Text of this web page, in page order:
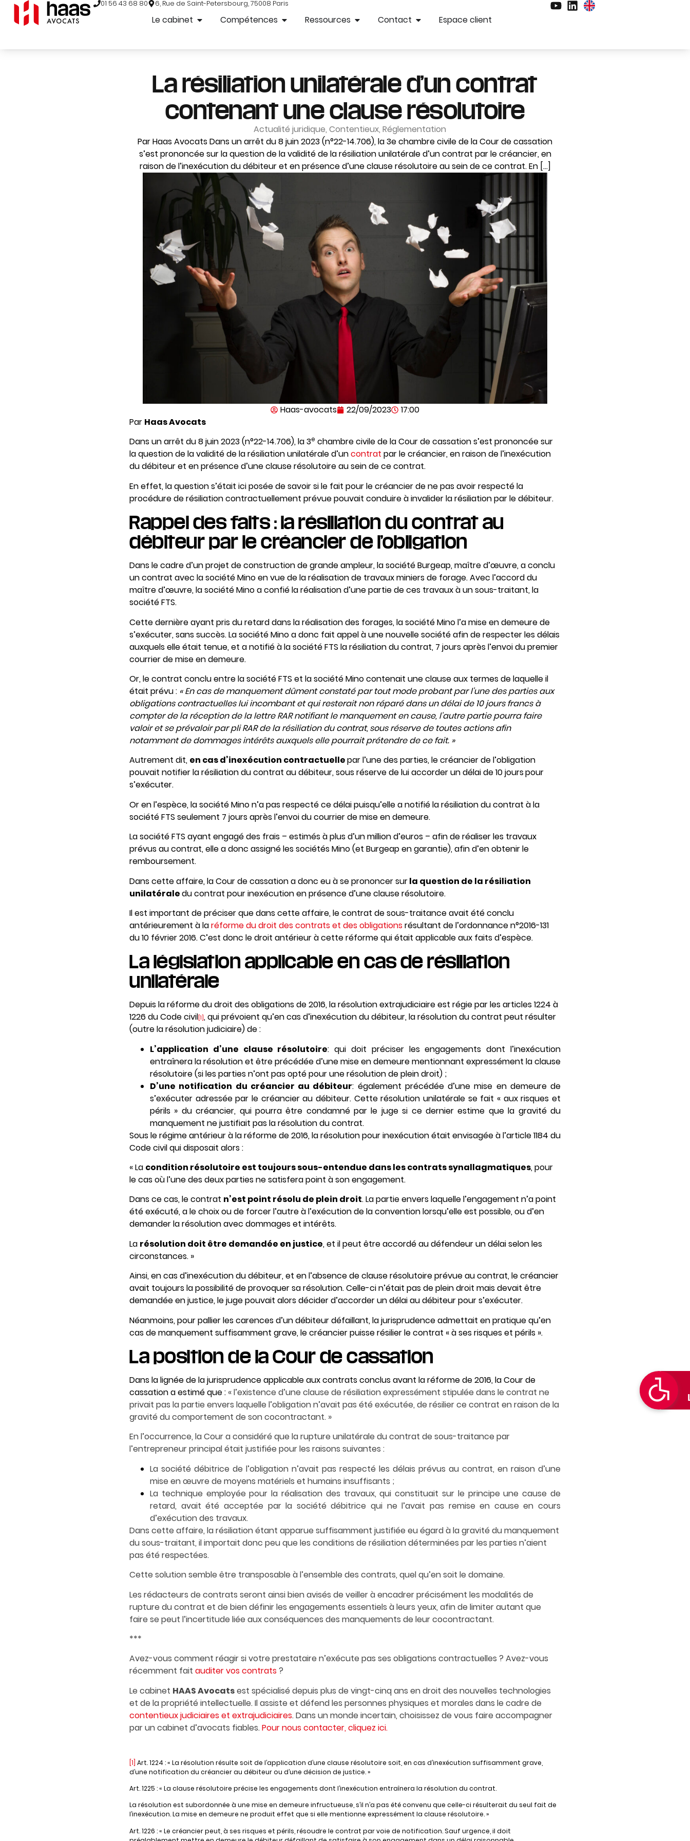
01 56 43 68 80 6, Rue de Saint-Petersbourg, 75008 Paris
Le cabinet Compétences Ressources Contact Espace client
La résiliation unilatérale d’un contrat
contenant une clause résolutoire
Actualité juridique, Contentieux, Réglementation
Par Haas Avocats Dans un arrêt du 8 juin 2023 (n°22-14.706), la 3e chambre civile de la Cour de cassation
s’est prononcée sur la question de la validité de la résiliation unilatérale d’un contrat par le créancier, en
raison de l’inexécution du débiteur et en présence d’une clause résolutoire au sein de ce contrat. En […]
Haas-avocats 22/09/2023
17:00
Par Haas Avocats
Dans un arrêt du 8 juin 2023 (n°22-14.706), la 3e chambre civile de la Cour de cassation s’est prononcée sur
la question de la validité de la résiliation unilatérale d’uncontrat par le créancier, en raison de l’inexécution
du débiteur et en présence d’une clause résolutoire au sein de ce contrat.
En effet, la question s’était ici posée de savoir si le fait pour le créancier de ne pas avoir respecté la
procédure de résiliation contractuellement prévue pouvait conduire à invalider la résiliation par le débiteur.
Rappel des faits : la résiliation du contrat au
débiteur par le créancier de l’obligation
Dans le cadre d’un projet de construction de grande ampleur, la société Burgeap, maître d’œuvre, a conclu
un contrat avec la société Mino en vue de la réalisation de travaux miniers de forage. Avec l’accord du
maître d’œuvre, la société Mino a confié la réalisation d’une partie de ces travaux à un sous-traitant, la
société FTS.
Cette dernière ayant pris du retard dans la réalisation des forages, la société Mino l’a mise en demeure de
s’exécuter, sans succès. La société Mino a donc fait appel à une nouvelle société afin de respecter les délais
auxquels elle était tenue, et a notifié à la société FTS la résiliation du contrat, 7 jours après l’envoi du premier
courrier de mise en demeure.
Or, le contrat conclu entre la société FTS et la société Mino contenait une clause aux termes de laquelle il
était prévu : « En cas de manquement dûment constaté par tout mode probant par l’une des parties aux
obligations contractuelles lui incombant et qui resterait non réparé dans un délai de 10 jours francs à
compter de la réception de la lettre RAR notifiant le manquement en cause, l’autre partie pourra faire
valoir et se prévaloir par pli RAR de la résiliation du contrat,sous réserve de toutes actions afin
notamment de dommages intérêts auxquels elle pourrait prétendre de ce fait. »
Autrement dit, en cas d’inexécution contractuellepar l’une des parties, le créancier de l’obligation
pouvait notifier la résiliation du contrat au débiteur, sous réserve de lui accorder un délai de 10 jourspour
s’exécuter.
Or en l’espèce, la société Mino n’a pas respecté ce délai puisqu’elle a notifié la résiliation du contrat à la
société FTS seulement 7 jours après l’envoi du courrier de mise en demeure.
La société FTS ayant engagé des frais – estimés à plus d’un million d’euros – afin de réaliser les travaux
prévus au contrat, elle a donc assigné les sociétés Mino (et Burgeap en garantie), afin d’en obtenir le
remboursement.
Dans cette affaire, la Cour de cassation a donc eu à se prononcer surla question de la résiliation
unilatéraledu contrat pour inexécution en présence d’une clause résolutoire.
Il est important de préciser que dans cette affaire, le contrat de sous-traitance avait été conclu
antérieurement à laréforme du droit des contrats et des obligationsrésultant de l’ordonnance n°2016-131
du 10 février 2016. C’est donc le droit antérieur à cette réforme qui était applicable aux faits d’espèce.
La législation applicable en cas de résiliation
unilatérale
Depuis la réforme du droit des obligations de 2016, la résolution extrajudiciaire est régie par les articles 1224 à
1226 du Code civil[1], qui prévoient qu’en cas d’inexécution du débiteur, la résolution du contrat peut résulter
(outre la résolution judiciaire) de :
L’application d’une clause résolutoire: qui doit préciser les engagements dont l’inexécution
entraînera la résolution et être précédée d’une mise en demeure mentionnant expressément la clause
résolutoire (si les parties n’ont pas opté pour une résolution de plein droit) ;
D’une notification du créancier au débiteur: également précédée d’une mise en demeure de
s’exécuter adressée par le créancier au débiteur. Cette résolution unilatérale se fait « aux risques et
périls » du créancier, qui pourra être condamné par le juge si ce dernier estime que la gravité du
manquement ne justifiait pas la résolution du contrat.
Sous le régime antérieur à la réforme de 2016, la résolution pour inexécution était envisagée à l’article 1184 du
Code civil qui disposait alors :
« La condition résolutoire est toujours sous-entendue dans les contrats synallagmatiques, pour
le cas où l’une des deux parties ne satisfera point à son engagement.
Dans ce cas, le contrat n’est point résolu de plein droit. La partie envers laquelle l’engagement n’a point
été exécuté, a le choix ou de forcer l’autre à l’exécution de la convention lorsqu’elle est possible, ou d’en
demander la résolution avec dommages et intérêts.
La résolution doit être demandée en justice, et il peut être accordé au défendeur un délai selon les
circonstances. »
Ainsi, en cas d’inexécution du débiteur, et en l’absence de clause résolutoire prévue au contrat, le créancier
avait toujours la possibilité de provoquer sa résolution. Celle-ci n’était pas de plein droit mais devait être
demandée en justice, le juge pouvait alors décider d’accorder un délai au débiteur pour s’exécuter.
Néanmoins, pour pallier les carences d’un débiteur défaillant, la jurisprudence admettait en pratique qu’en
cas de manquement suffisamment grave, le créancier puisse résilier le contrat « à ses risques et périls ».
La position de la Cour de cassation
Dans la lignée de la jurisprudence applicable aux contrats conclus avant la réforme de 2016, la Cour de
cassation a estimé que : «l’existence d’une clause de résiliation expressément stipulée dans le contrat ne
privait pas la partie envers laquelle l’obligation n’avait pas été exécutée, de résilier ce contrat en raison de la
gravité du comportement de son cocontractant. »
En l’occurrence, la Cour a considéré que la rupture unilatérale du contrat de sous-traitance par
l’entrepreneur principal était justifiée pour les raisons suivantes :
La société débitrice de l’obligation n’avait pas respecté les délais prévus au contrat, en raison d’une
mise en œuvre de moyens matériels et humains insuffisants ;
La technique employée pour la réalisation des travaux, qui constituait sur le principe une cause de
retard, avait été acceptée par la société débitrice qui ne l’avait pas remise en cause en cours
d’exécution des travaux.
Dans cette affaire, la résiliation étant apparue suffisamment justifiée eu égard à la gravité du manquement
du sous-traitant, il importait donc peu que les conditions de résiliation déterminées par les parties n’aient
pas été respectées.
Cette solution semble être transposable à l’ensemble des contrats, quel qu’en soit le domaine.
Les rédacteurs de contrats seront ainsi bien avisés de veiller à encadrer précisément les modalités de
rupture du contrat et de bien définir les engagements essentiels à leurs yeux, afin de limiter autant que
faire se peut l’incertitude liée aux conséquences des manquements de leur cocontractant.
***
Avez-vous comment réagir si votre prestataire n’exécute pas ses obligations contractuelles ? Avez-vous
récemment fait auditer vos contrats?
Le cabinet HAAS Avocatsest spécialisé depuis plus de vingt-cinq ans en droit des nouvelles technologies
et de la propriété intellectuelle. Il assiste et défend les personnes physiques et morales dans le cadre de
contentieux judiciaires et extrajudiciaires. Dans un monde incertain, choisissez de vous faire accompagner
par un cabinet d’avocats fiables.Pour nous contacter, cliquez ici.
[1] Art. 1224 : « La résolution résulte soit de l’application d’une clause résolutoire soit, en cas d’inexécution suffisamment grave,
d’une notification du créancier au débiteur ou d’une décision de justice. »
Art. 1225 : « La clause résolutoire précise les engagements dont l’inexécution entraînera la résolution du contrat.
La résolution est subordonnée à une mise en demeure infructueuse, s’il n’a pas été convenu que celle-ci résulterait du seul fait de
l’inexécution. La mise en demeure ne produit effet que si elle mentionne expressément la clause résolutoire. »
Art. 1226 : « Le créancier peut, à ses risques et périls, résoudre le contrat par voie de notification. Sauf urgence, il doit